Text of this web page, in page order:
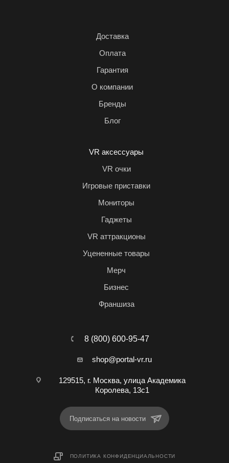
Доставка
Оплата
Гарантия
О компании
Бренды
Блог
VR аксессуары
VR очки
Игровые приставки
Мониторы
Гаджеты
VR аттракционы
Уцененные товары
Мерч
Бизнес
Франшиза
8 (800) 600-95-47
shop@portal-vr.ru
129515, г. Москва, улица Академика
Королева, 13с1
Подписаться на новости
ПОЛИТИКА КОНФИДЕНЦИАЛЬНОСТИ